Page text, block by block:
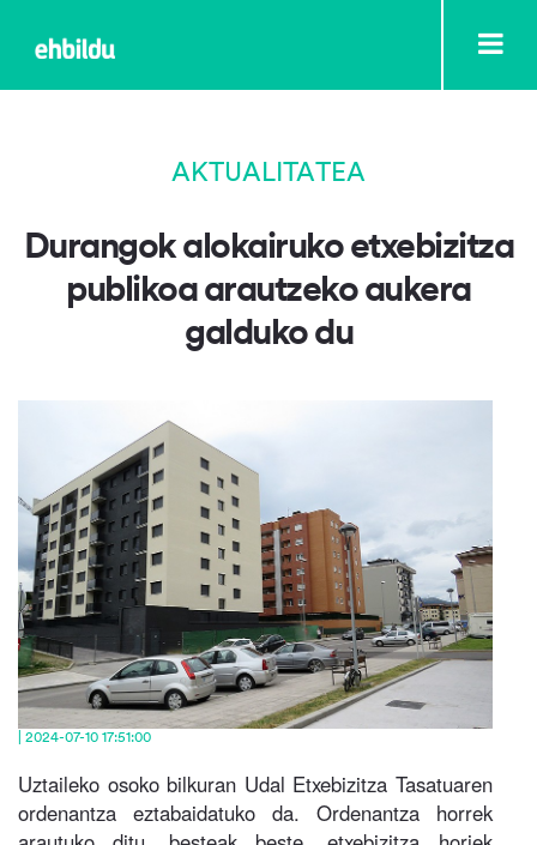
AKTUALITATEA
Durangok alokairuko etxebizitza
publikoa arautzeko aukera
galduko du
| 2024-07-10 17:51:00
Uztaileko osoko bilkuran Udal Etxebizitza Tasatuaren
ordenantza eztabaidatuko da. Ordenantza horrek